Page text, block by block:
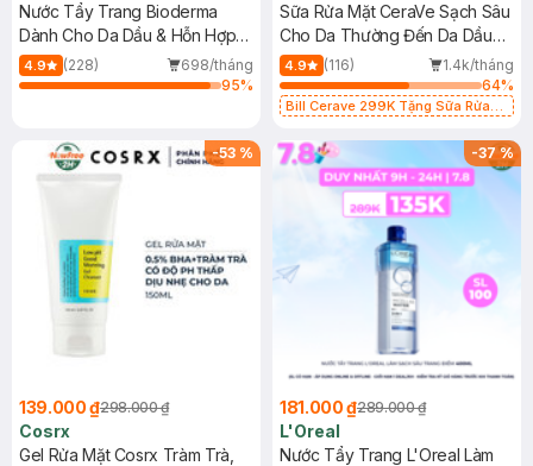
Nước Tẩy Trang Bioderma
Dành Cho Da Dầu & Hỗn Hợp
500ml
4.9 (228)
698/tháng
95%
Sữa Rửa Mặt CeraVe Sạch Sâu
Cho Da Thường Đến Da Dầu
473ml
4.9 (116)
1.4k/tháng
64%
Bill Cerave 299K Tặng Sữa Rửa
-53 %
139.000 ₫298.000 ₫
Cosrx
Gel Rửa Mặt Cosrx Tràm Trà,
-37%
181.000 ₫289.000 ₫
L'Oreal
Nước Tẩy Trang L'Oreal Làm